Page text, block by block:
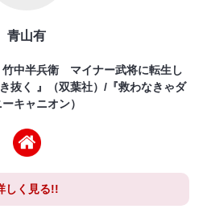
青山有
竹中半兵衛 マイナー武将に転生し
抜く 』（双葉社）/『救わなきゃダ
キャニオン）
しく見る!!